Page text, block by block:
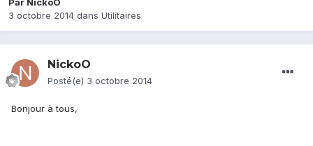
Par NickoO
3 octobre 2014 dans Utilitaires
NickoO
Posté(e) 3 octobre 2014
Bonjour à tous,